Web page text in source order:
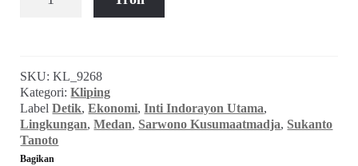
Pencemaran
Indorayon
Utama:
Sarwono
Menggertak
Asahan
SKU:KL_9268
Kategori:Kliping
LabelDetik,Ekonomi,Inti Indorayon Utama,
Lingkungan,Medan, Sarwono Kusumaatmadja, Sukanto
Tanoto
Bagikan